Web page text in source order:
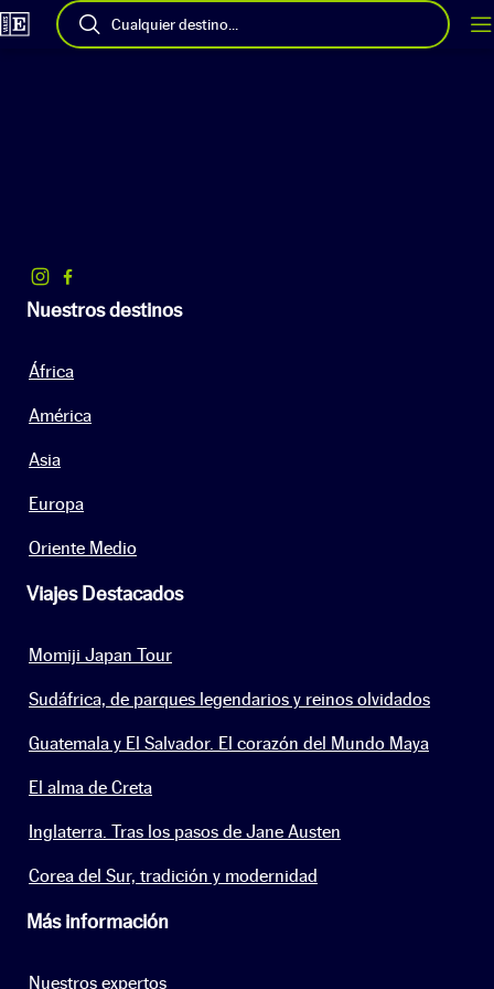
Cualquier destino...
Nuestros destinos
África
América
Asia
Europa
Oriente Medio
Viajes Destacados
Momiji Japan Tour
Sudáfrica, de parques legendarios y reinos olvidados
Guatemala y El Salvador. El corazón del Mundo Maya
El alma de Creta
Inglaterra. Tras los pasos de Jane Austen
Corea del Sur, tradición y modernidad
Más información
Nuestros expertos